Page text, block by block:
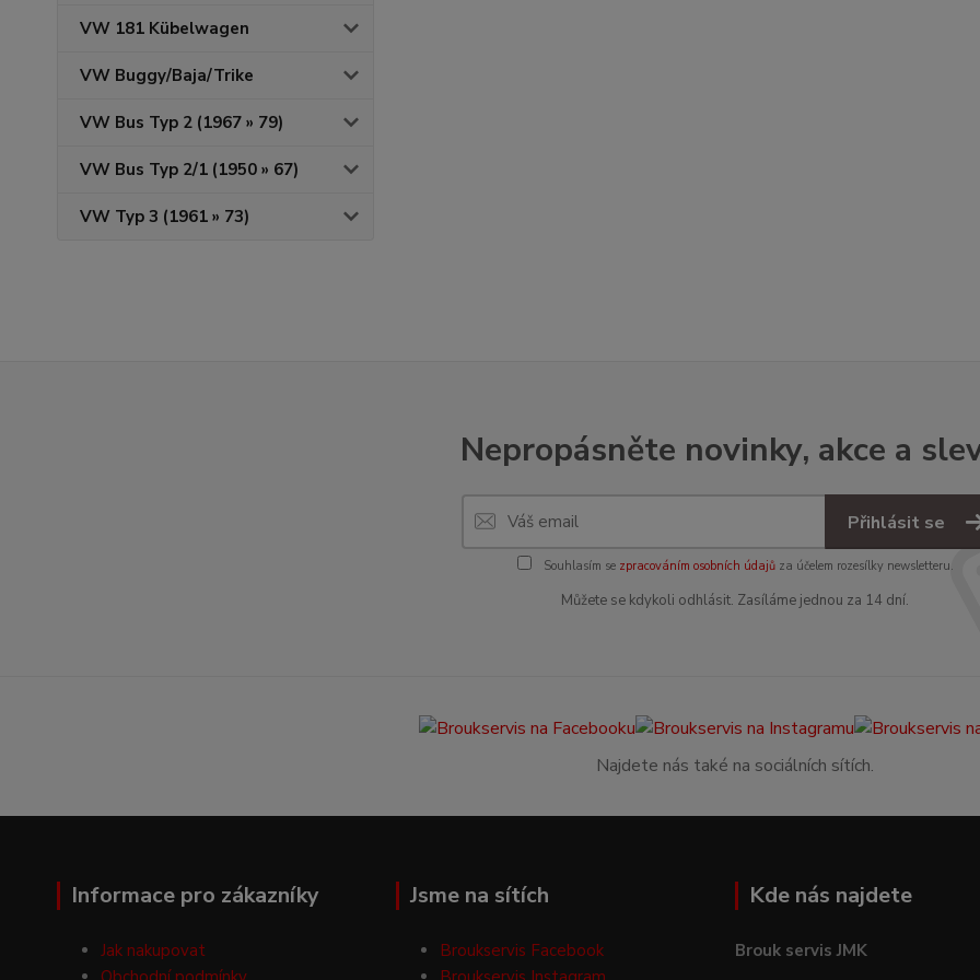
VW 181 Kübelwagen
VW Buggy/Baja/Trike
VW Bus Typ 2 (1967 » 79)
VW Bus Typ 2/1 (1950 » 67)
VW Typ 3 (1961 » 73)
Nepropásněte novinky, akce a
Přihlásit se
Souhlasím se zpracováním osobních údajůza účelem rozesílky newsletteru.
Můžete se kdykoli odhlásit. Zasíláme jednou za 14 dní.
Najdete nás také na sociálních sítích.
Informace pro zákazníky
Jak nakupovat
Jsme na sítích
Broukservis Facebook
Kde nás najdete
Brouk servis JMK